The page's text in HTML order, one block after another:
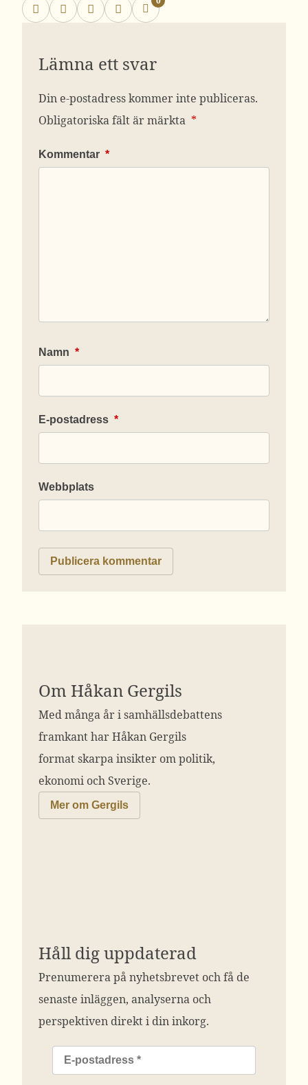
Lämna ett svar
Din e-postadress kommer inte publiceras.
Obligatoriska fält är märkta *
Kommentar *
Namn *
E-postadress *
Webbplats
Om Håkan Gergils
Med många år i samhällsdebattens
framkant har Håkan Gergils
format skarpa insikter om politik,
ekonomi och Sverige.
Mer om Gergils
Håll dig uppdaterad
Prenumerera på nyhetsbrevet och få de
senaste inläggen, analyserna och
perspektiven direkt i din inkorg.